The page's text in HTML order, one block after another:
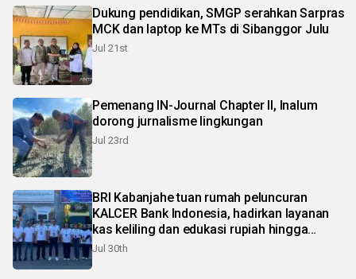
Dukung pendidikan, SMGP serahkan Sarpras
MCK dan laptop ke MTs di Sibanggor Julu
Jul 21st
Pemenang IN-Journal Chapter II, Inalum
dorong jurnalisme lingkungan
Jul 23rd
BRI Kabanjahe tuan rumah peluncuran
KALCER Bank Indonesia, hadirkan layanan
kas keliling dan edukasi rupiah hingga
pelosok Karo
Jul 30th